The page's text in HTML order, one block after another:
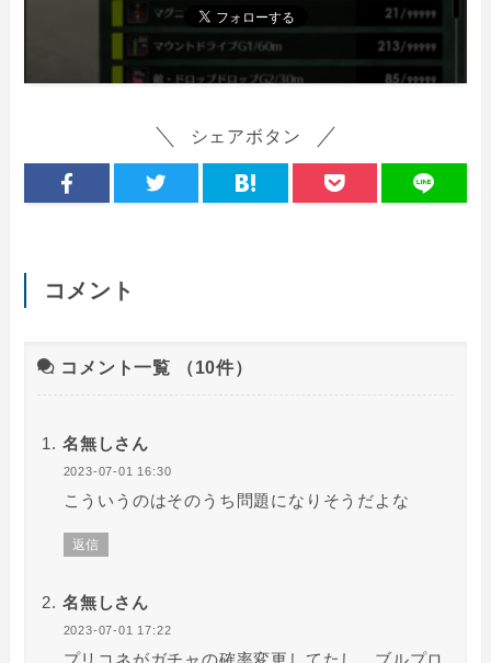
シェアボタン
コメント
コメント一覧 （10件）
名無しさん
2023-07-01 16:30
こういうのはそのうち問題になりそうだよな
返信
名無しさん
2023-07-01 17:22
プリコネがガチャの確率変更してたし、ブルプロ